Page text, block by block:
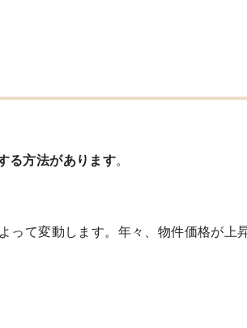
る方法があります。
て変動します。年々、物件価格が上